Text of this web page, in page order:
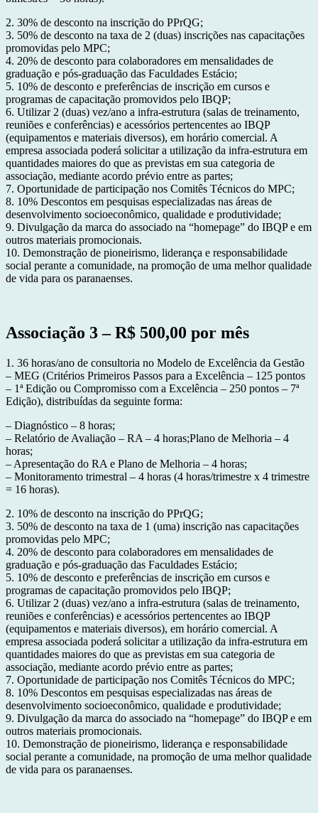
2. 30% de desconto na inscrição do PPrQG;
3. 50% de desconto na taxa de 2 (duas) inscrições nas capacitações
promovidas pelo MPC;
4. 20% de desconto para colaboradores em mensalidades de
graduação e pós-graduação das Faculdades Estácio;
5. 10% de desconto e preferências de inscrição em cursos e
programas de capacitação promovidos pelo IBQP;
6. Utilizar 2 (duas) vez/ano a infra-estrutura (salas de treinamento,
reuniões e conferências) e acessórios pertencentes ao IBQP
(equipamentos e materiais diversos), em horário comercial. A
empresa associada poderá solicitar a utilização da infra-estrutura em
quantidades maiores do que as previstas em sua categoria de
associação, mediante acordo prévio entre as partes;
7. Oportunidade de participação nos Comitês Técnicos do MPC;
8. 10% Descontos em pesquisas especializadas nas áreas de
desenvolvimento socioeconômico, qualidade e produtividade;
9. Divulgação da marca do associado na “homepage” do IBQP e em
outros materiais promocionais.
10. Demonstração de pioneirismo, liderança e responsabilidade
social perante a comunidade, na promoção de uma melhor qualidade
de vida para os paranaenses.
Associação 3 – R$ 500,00 por mês
1. 36 horas/ano de consultoria no Modelo de Excelência da Gestão
– MEG (Critérios Primeiros Passos para a Excelência – 125 pontos
– 1ª Edição ou Compromisso com a Excelência – 250 pontos – 7ª
Edição), distribuídas da seguinte forma:
– Diagnóstico – 8 horas;
– Relatório de Avaliação – RA – 4 horas;Plano de Melhoria – 4
horas;
– Apresentação do RA e Plano de Melhoria – 4 horas;
– Monitoramento trimestral – 4 horas (4 horas/trimestre x 4 trimestre
= 16 horas).
2. 10% de desconto na inscrição do PPrQG;
3. 50% de desconto na taxa de 1 (uma) inscrição nas capacitações
promovidas pelo MPC;
4. 20% de desconto para colaboradores em mensalidades de
graduação e pós-graduação das Faculdades Estácio;
5. 10% de desconto e preferências de inscrição em cursos e
programas de capacitação promovidos pelo IBQP;
6. Utilizar 2 (duas) vez/ano a infra-estrutura (salas de treinamento,
reuniões e conferências) e acessórios pertencentes ao IBQP
(equipamentos e materiais diversos), em horário comercial. A
empresa associada poderá solicitar a utilização da infra-estrutura em
quantidades maiores do que as previstas em sua categoria de
associação, mediante acordo prévio entre as partes;
7. Oportunidade de participação nos Comitês Técnicos do MPC;
8. 10% Descontos em pesquisas especializadas nas áreas de
desenvolvimento socioeconômico, qualidade e produtividade;
9. Divulgação da marca do associado na “homepage” do IBQP e em
outros materiais promocionais.
10. Demonstração de pioneirismo, liderança e responsabilidade
social perante a comunidade, na promoção de uma melhor qualidade
de vida para os paranaenses.